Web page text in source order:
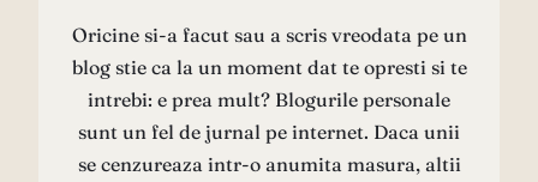
Oricine si-a facut sau a scris vreodata pe un
blog stie ca la un moment dat te opresti si te
intrebi: e prea mult? Blogurile personale
sunt un fel de jurnal pe internet. Daca unii
se cenzureaza intr-o anumita masura, altii